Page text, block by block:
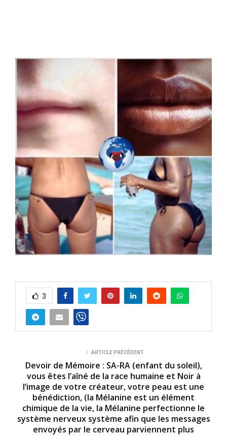
3
ARTICLE PRÉCÉDENT
Devoir de Mémoire : SA-RA (enfant du soleil),
vous êtes l’aîné de la race humaine et Noir à
l’image de votre créateur, votre peau est une
bénédiction, (la Mélanine est un élément
chimique de la vie, la Mélanine perfectionne le
système nerveux système afin que les messages
envoyés par le cerveau parviennent plus